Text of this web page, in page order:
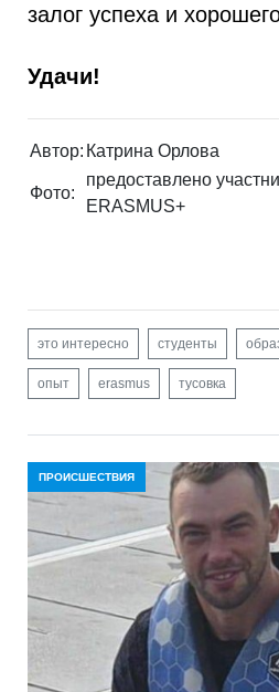
залог успеха и
Удачи!
Автор: Катрина Орлова
Фото:
предоставлено
ERASMUS+
это интересно студенты
опыт erasmus тусовка
ПРОИСШЕСТВИЯ